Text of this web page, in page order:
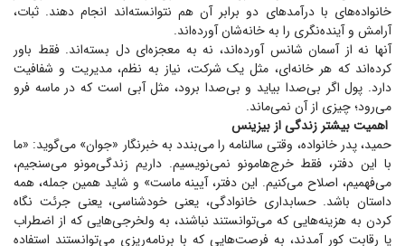
خانواده‌های با درآمد‌های دو برابر آن هم نتوانسته‌اند انجام دهند. ثبات،
آرامش و آینده‌نگری را به خانه‌شان آورده‌اند.
آنها نه از آسمان شانس آورده‌اند، نه به معجزه‌ای دل بسته‌اند. فقط باور
کرده‌اند که هر خانه‌ای، مثل یک شرکت، نیاز به نظم، مدیریت و شفافیت
دارد. پول اگر بی‌صدا بیاید و بی‌صدا برود، مثل آبی است که در ماسه فرو
می‌رود؛ چیزی از آن نمی‌ماند.
اهمیت بیشتر زندگی از بیزینس
حمید، پدر خانواده، وقتی سالنامه را می‌بندد به خبرنگار «جوان» می‌گوید: «ما
با این دفتر، فقط خرج‌هامونو نمی‌نویسیم. داریم زندگی‌مونو می‌سنجیم،
می‌فهمیم، اصلاح می‌کنیم. این دفتر، آیینه ماست» و شاید همین جمله، همه
داستان باشد. حسابداری خانوادگی، یعنی خودشناسی، یعنی جرئت نگاه
کردن به هزینه‌هایی که می‌توانستند نباشند، به ولخرجی‌هایی که از اضطراب
یا رقابت کور آمدند، به فرصت‌هایی که با برنامه‌ریزی می‌توانستند استفاده